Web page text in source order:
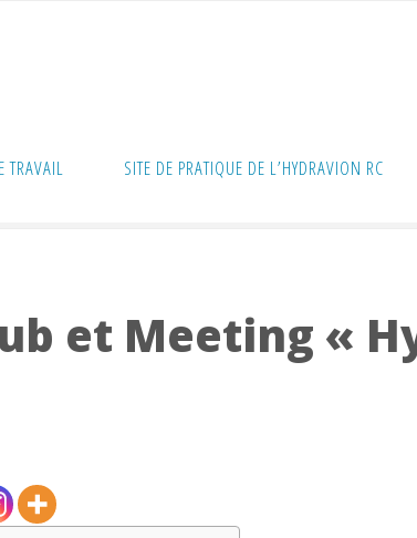
TRAVAIL SITE DE PRATIQUE DE L’HYDRAVION RC
2024 Interclub et Meeting « Hydr’Arsac » 2024
et Meeting «